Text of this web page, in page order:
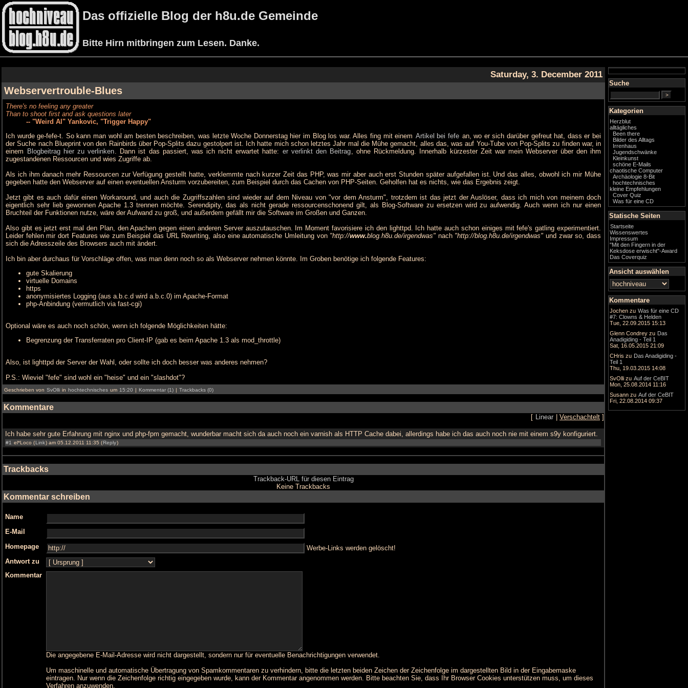
Das offizielle Blog der h8u.de Gemeinde
Bitte Hirn mitbringen zum Lesen. Danke.
Saturday, 3. December 2011
Webservertrouble-Blues
There's no feeling any greater
Than to shoot first and ask questions later
-- "Weird Al" Yankovic, "Trigger Happy"
Ich wurde ge-fefe-t. So kann man wohl am besten beschreiben, was letzte Woche Donnerstag hier im Blog los war. Alles fing mit einem Artikel bei fefe an, wo er sich darüber gefreut hat, dass er bei
der Suche nach Blueprint von den Rainbirds über Pop-Splits dazu gestolpert ist. Ich hatte mich schon letztes Jahr mal die Mühe gemacht, alles das, was auf You-Tube von Pop-Splits zu finden war, in
einem
Blogbeitrag hier zu verlinken . Dann ist das passiert, was ich nicht erwartet hatte: er verlinkt den Beitrag , ohne Rückmeldung. Innerhalb kürzester Zeit war mein Webserver über den ihm
zugestandenen Ressourcen und wies Zugriffe ab.
Als ich ihm danach mehr Ressourcen zur Verfügung gestellt hatte, verklemmte nach kurzer Zeit das PHP, was mir aber auch erst Stunden später aufgefallen ist. Und das alles, obwohl ich mir Mühe
gegeben hatte den Webserver auf einen eventuellen Ansturm vorzubereiten, zum Beispiel durch das Cachen von PHP-Seiten. Geholfen hat es nichts, wie das Ergebnis zeigt.
Jetzt gibt es auch dafür einen Workaround, und auch die Zugriffszahlen sind wieder auf dem Niveau von "vor dem Ansturm", trotzdem ist das jetzt der Auslöser, dass ich mich von meinem doch
eigentlich sehr lieb gewonnen Apache 1.3 trennen möchte. Serendipity, das als nicht gerade ressourcenschonend gilt, als Blog-Software zu ersetzen wird zu aufwendig. Auch wenn ich nur einen
Bruchteil der Funktionen nutze, wäre der Aufwand zu groß, und außerdem gefällt mir die Software im Großen und Ganzen.
Also gibt es jetzt erst mal den Plan, den Apachen gegen einen anderen Server auszutauschen. Im Moment favorisiere ich den lighttpd. Ich hatte auch schon einiges mit fefe's gatling experimentiert.
Leider fehlen mir dort Features wie zum Beispiel das URL Rewriting, also eine automatische Umleitung von "http://www.blog.h8u.de/irgendwas" nach "http://blog.h8u.de/irgendwas" und zwar so, dass
sich die Adresszeile des Browsers auch mit ändert.
Ich bin aber durchaus für Vorschläge offen, was man denn noch so als Webserver nehmen könnte. Im Groben benötige ich folgende Features:
gute Skalierung
virtuelle Domains
https
anonymisiertes Logging (aus a.b.c.d wird a.b.c.0) im Apache-Format
php-Anbindung (vermutlich via fast-cgi)
Optional wäre es auch noch schön, wenn ich folgende Möglichkeiten hätte:
Begrenzung der Transferraten pro Client-IP (gab es beim Apache 1.3 als mod_throttle)
Also, ist lighttpd der Server der Wahl, oder sollte ich doch besser was anderes nehmen?
P.S.: Wieviel "fefe" sind wohl ein "heise" und ein "slashdot"?
Geschrieben von SvOlli in hochtechnisches um 15:20 | Kommentar (1) | Trackbacks (0)
Kommentare
[ Linear Verschachtelt ]
Ich habe sehr gute Erfahrung mit nginx und php-fpm gemacht, wunderbar macht sich da auch noch ein varnish als HTTP Cache dabei, allerdings habe ich das auch noch nie mit einem s9y konfiguriert.
#1 el*Loco (Link) am 05.12.2011 11:35 (Reply)
Trackbacks
Trackback-URL für diesen Eintrag
Keine Trackbacks
Kommentar schreiben
Name
E-Mail
Homepage
Werbe-Links werden gelöscht!
Antwort zu
Kommentar
Die angegebene E-Mail-Adresse wird nicht dargestellt, sondern nur für eventuelle Benachrichtigungen verwendet.
Um maschinelle und automatische Übertragung von Spamkommentaren zu verhindern, bitte die letzten beiden Zeichen der Zeichenfolge im dargestellten Bild in der Eingabemaske
eintragen. Nur wenn die Zeichenfolge richtig eingegeben wurde, kann der Kommentar angenommen werden. Bitte beachten Sie, dass Ihr Browser Cookies unterstützen muss, um dieses
Verfahren anzuwenden.
Suche
Kategorien
Herzblut
alltägliches
Been there
Bilder des Alltags
Irrenhaus
Jugendschwänke
Kleinkunst
schöne E-Mails
chaotische Computer
Archäologie 8-Bit
hochtechnisches
kleine Empfehlungen
Cover Quiz
Was für eine CD
Statische Seiten
Startseite
Wissenswertes
Impressum
"Mit den Fingern in der
Keksdose erwischt"-Award
Das Coverquiz
Ansicht auswählen
Kommentare
Jochen zu Was für eine CD
#7: Clowns & Helden
Tue, 22.09.2015 15:13
Glenn Condrey zu Das
Anadigiding - Teil 1
Sat, 16.05.2015 21:09
CHris zu Das Anadigiding -
Teil 1
Thu, 19.03.2015 14:08
SvOlli zu Auf der CeBIT
Mon, 25.08.2014 11:16
Susann zu Auf der CeBIT
Fri, 22.08.2014 09:37